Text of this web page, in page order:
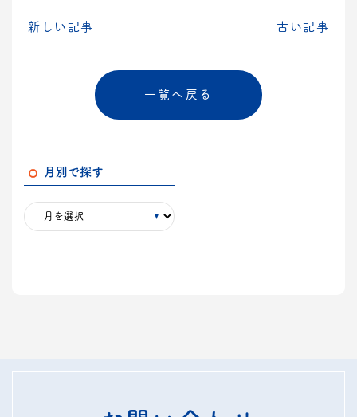
月別で探す
新しい記事
一覧へ戻る
古い記事